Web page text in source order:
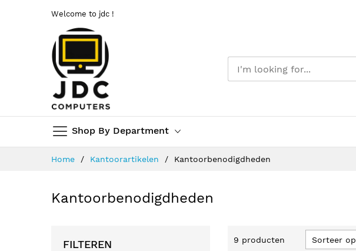
Welcome to jdc !
Shop By Department
Home Kantoorartikelen Kantoorbenodigdheden
Kantoorbenodigdheden
9 producten Sorteer op
FILTEREN